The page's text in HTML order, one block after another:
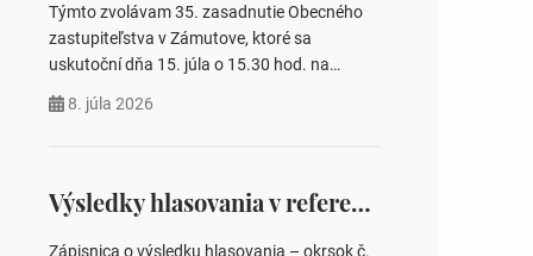
Týmto zvolávam 35. zasadnutie Obecného
zastupiteľstva v Zámutove, ktoré sa
uskutoční dňa 15. júla o 15.30 hod. na
Schválenie programu rokovania 2.
voľby poslancov obecných zastupiteľstiev,
počtu poslancov obecných zastupiteľstiev v
nich 4. Schválenie odpredaja obecného
8. júla 2026
Výsledky hlasovania v referende 2026
Zápisnica o výsledku hlasovania – okrsok č.